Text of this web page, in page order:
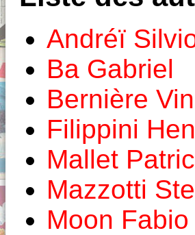
Andréï
Ba Gabriel
Bernière
Filippini
Mallet
Mazzotti
Moon Fabio